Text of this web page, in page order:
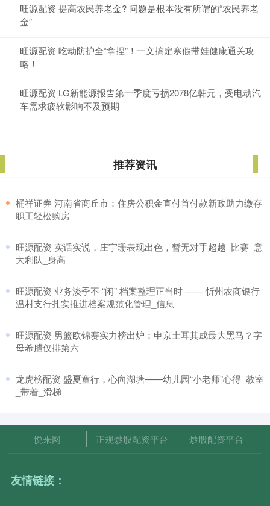
旺源配资 提高农民养老金? 问题是根本没有所谓的“农民养老
金”
旺源配资 吃动防护全“拿捏”！一文搞定寒假带娃健康通关攻
略！
旺源配资 LG新能源报告第一季度亏损2078亿韩元，受电动汽
车需求疲软影响不及预期
推荐资讯
​桶祥证券 河南省商丘市：住房公积金直付首付款新政助力缴存
职工轻松购房
​旺源配资 实话实说，庄宇珊表现出色，暂无对手超越_比赛_意
大利队_身高
​旺源配资 业务淡季不 “闲” 档案整理正当时 —— 忻州农商银行
温村支行扎实推进档案规范化管理_信息
​旺源配资 男篮欧锦赛实力榜出炉：申京土耳其成最大黑马？字
母希腊仅排第六
​龙虎榜配资 盛夏童行，心向湖塘——幼儿园“小老师”心得_教室
_带着_滑梯
悦来网 正规炒股配资平台 炒股配资平台
友情链接：